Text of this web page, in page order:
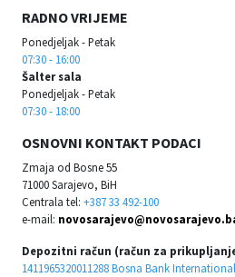
RADNO VRIJEME
Ponedjeljak - Petak
07:30 - 16:00
Šalter sala
Ponedjeljak - Petak
07:30 - 18:00
OSNOVNI KONTAKT PODACI
Zmaja od Bosne 55
71000 Sarajevo, BiH
Centrala tel: +387 33 492-100
e-mail:
Depozitni račun (račun za
1411965320011288 Bosna Bank